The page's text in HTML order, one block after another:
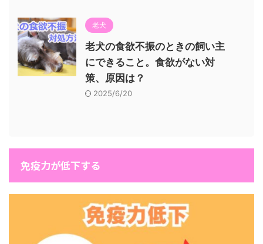
老犬
老犬の食欲不振のときの飼い主
にできること。食欲がない対
策、原因は？
2025/6/20
免疫力が低下する